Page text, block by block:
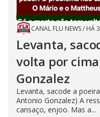
CANAL FLU NEWS/ HÁ
Levanta,
volta por
Gonzalez
Levanta, sacode a
Antonio Gonzalez) A
cansaço, enjoo. Mas a...